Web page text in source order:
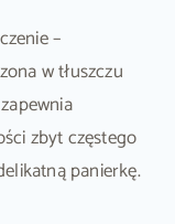
–
w tłuszczu
zbyt częstego
panierkę.